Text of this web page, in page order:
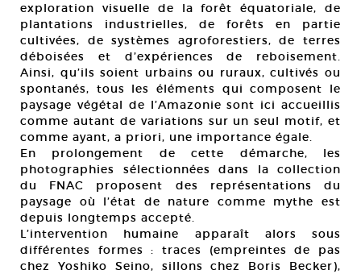
exploration visuelle de la forêt équatoriale, de
plantations industrielles, de forêts en partie
cultivées, de systèmes agroforestiers, de terres
déboisées et d’expériences de reboisement.
Ainsi, qu’ils soient urbains ou ruraux, cultivés ou
spontanés, tous les éléments qui composent le
paysage végétal de l’Amazonie sont ici accueillis
comme autant de variations sur un seul motif, et
comme ayant, a priori, une importance égale.
En prolongement de cette démarche, les
photographies sélectionnées dans la collection
du FNAC proposent des représentations du
paysage où l’état de nature comme mythe est
depuis longtemps accepté.
L’intervention humaine apparaît alors sous
différentes formes : traces (empreintes de pas
chez Yoshiko Seino, sillons chez Boris Becker),